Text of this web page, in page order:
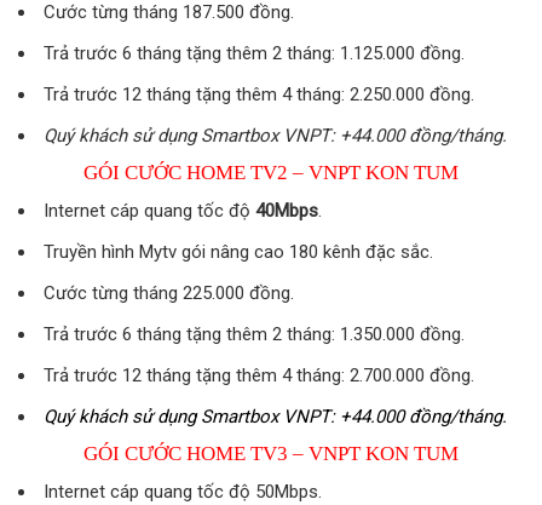
Cước từng tháng 187.500 đồng.
Trả trước 6 tháng tặng thêm 2 tháng: 1.125.000 đồng.
Trả trước 12 tháng tặng thêm 4 tháng: 2.250.000 đồng.
Quý khách sử dụng Smartbox VNPT: +44.000 đồng/tháng.
GÓI CƯỚC HOME TV2 – VNPT KON TUM
Internet cáp quang tốc độ 40Mbps.
Truyền hình Mytv gói nâng cao 180 kênh đặc sắc.
Cước từng tháng 225.000 đồng.
Trả trước 6 tháng tặng thêm 2 tháng: 1.350.000 đồng.
Trả trước 12 tháng tặng thêm 4 tháng: 2.700.000 đồng.
Quý khách sử dụng Smartbox VNPT: +44.000 đồng/tháng.
GÓI CƯỚC HOME TV3 – VNPT KON TUM
Internet cáp quang tốc độ 50Mbps.